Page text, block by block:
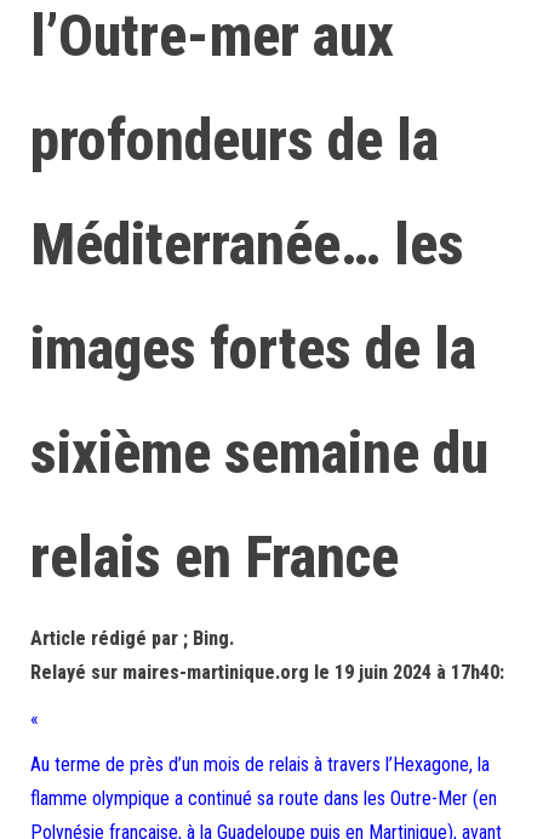
l’Outre-mer aux
profondeurs de la
Méditerranée… les
images fortes de la
sixième semaine du
relais en France
Article rédigé par ; Bing.
Relayé sur maires-martinique.org le 19 juin 2024 à 17h40:
«
Au terme de près d’un mois de relais à travers l’Hexagone, la
flamme olympique a continué sa route dans les Outre-Mer (en
Polynésie française, à la Guadeloupe puis en Martinique), avant